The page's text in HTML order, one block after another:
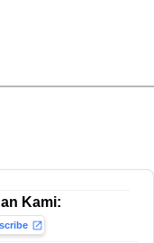
Kami: